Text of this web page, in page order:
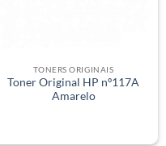
TONERS ORIGINAIS
Toner Original HP nº117A
Amarelo